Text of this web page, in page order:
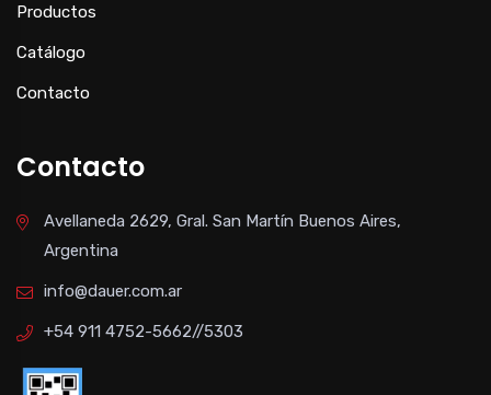
Productos
Catálogo
Contacto
Contacto
Avellaneda 2629, Gral. San Martín Buenos Aires,
Argentina
info@dauer.com.ar
+54 911 4752-5662//5303